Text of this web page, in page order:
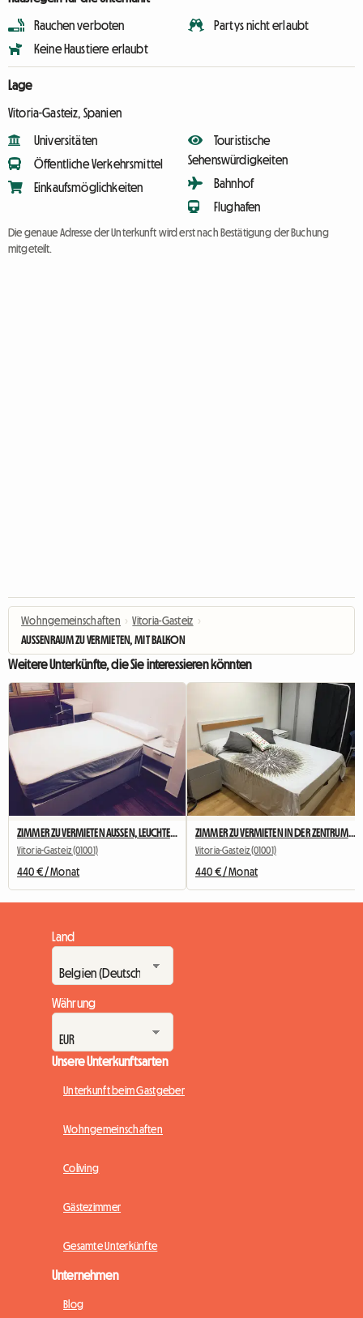
Rauchen verboten
Keine Haustiere erlaubt
Partys nicht erlaubt
Lage
Vitoria-Gasteiz, Spanien
Universitäten
Öffentliche Verkehrsmittel
Einkaufsmöglichkeiten
Touristische
Sehenswürdigkeiten
Bahnhof
Flughafen
Die genaue Adresse der Unterkunft wird erst nach Bestätigung der Buchung
mitgeteilt.
Wohngemeinschaften › Vitoria-Gasteiz ›
AUSSENRAUM ZU VERMIETEN, MIT BALKON
Weitere Unterkünfte, die Sie interessieren könnten
ZIMMER ZU VERMIETEN AUSSEN, LEUCHTEND UND AUSGESTATTET
Vitoria-Gasteiz (01001)
440 € / Monat
ZIMMER ZU VERMIETEN IN DER ZENTRUM-UNIVERSITÄT. (Kurs 2023-2024
Vitoria-Gasteiz (01001)
440 € / Monat
Land
Währung
Unsere Unterkunftsarten
Unterkunft beim Gastgeber
Wohngemeinschaften
Coliving
Gästezimmer
Gesamte Unterkünfte
Unternehmen
Blog